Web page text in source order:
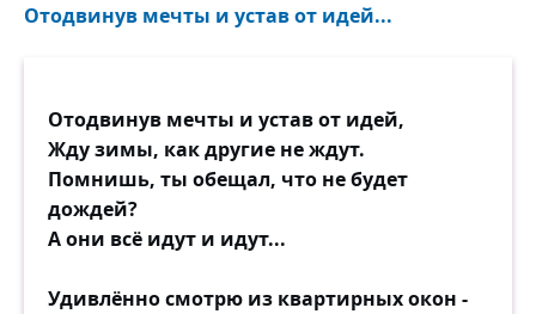
Отодвинув мечты и устав от идей...
Отодвинув мечты и устав от идей,
Жду зимы, как другие не ждут.
Помнишь, ты обещал, что не будет
дождей?
А они всё идут и идут...
Удивлённо смотрю из квартирных окон -